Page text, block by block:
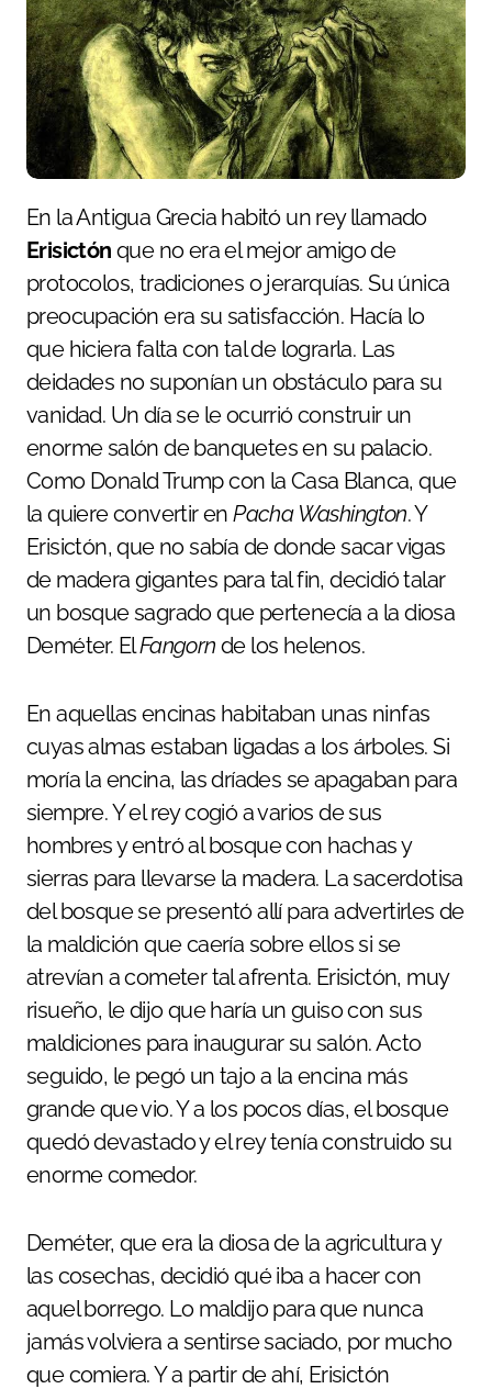
En la Antigua Grecia habitó un rey llamado
Erisictón que no era el mejor amigo de
protocolos, tradiciones o jerarquías. Su única
preocupación era su satisfacción. Hacía lo
que hiciera falta con tal de lograrla. Las
deidades no suponían un obstáculo para su
vanidad. Un día se le ocurrió construir un
enorme salón de banquetes en su palacio.
Como Donald Trump con la Casa Blanca, que
la quiere convertir enPacha Washington. Y
Erisictón, que no sabía de donde sacar vigas
de madera gigantes para tal fin, decidió talar
un bosque sagrado que pertenecía a la diosa
Deméter. ElFangorn de los helenos.
En aquellas encinas habitaban unas ninfas
cuyas almas estaban ligadas a los árboles. Si
moría la encina, las dríades se apagaban para
siempre. Y el rey cogió a varios de sus
hombres y entró al bosque con hachas y
sierras para llevarse la madera. La sacerdotisa
del bosque se presentó allí para advertirles de
la maldición que caería sobre ellos si se
atrevían a cometer tal afrenta. Erisictón, muy
risueño, le dijo que haría un guiso con sus
maldiciones para inaugurar su salón. Acto
seguido, le pegó un tajo a la encina más
grande que vio. Y a los pocos días, el bosque
quedó devastado y el rey tenía construido su
enorme comedor.
Deméter, que era la diosa de la agricultura y
las cosechas, decidió qué iba a hacer con
aquel borrego. Lo maldijo para que nunca
jamás volviera a sentirse saciado, por mucho
que comiera. Y a partir de ahí, Erisictón